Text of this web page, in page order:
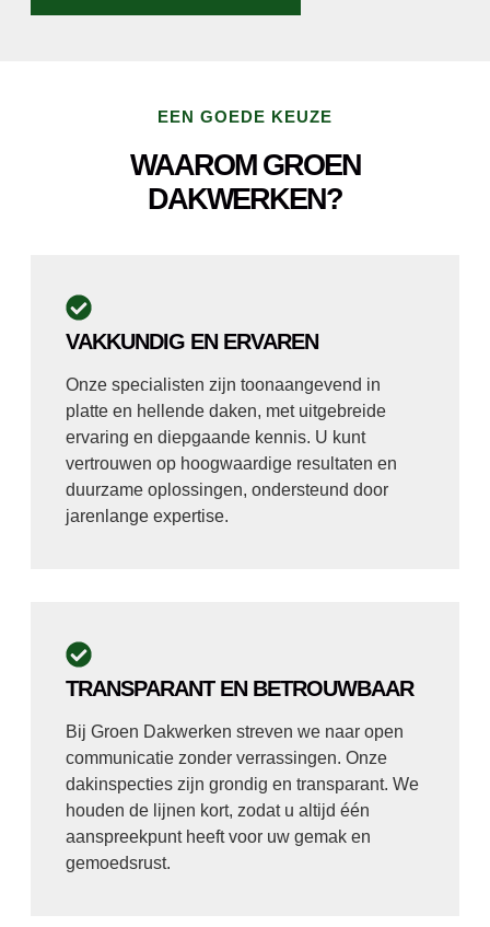
EEN GOEDE KEUZE
WAAROM GROEN
DAKWERKEN?
VAKKUNDIG EN ERVAREN
Onze specialisten zijn toonaangevend in
platte en hellende daken, met uitgebreide
ervaring en diepgaande kennis. U kunt
vertrouwen op hoogwaardige resultaten en
duurzame oplossingen, ondersteund door
jarenlange expertise.
TRANSPARANT EN BETROUWBAAR
Bij Groen Dakwerken streven we naar open
communicatie zonder verrassingen. Onze
dakinspecties zijn grondig en transparant. We
houden de lijnen kort, zodat u altijd één
aanspreekpunt heeft voor uw gemak en
gemoedsrust.